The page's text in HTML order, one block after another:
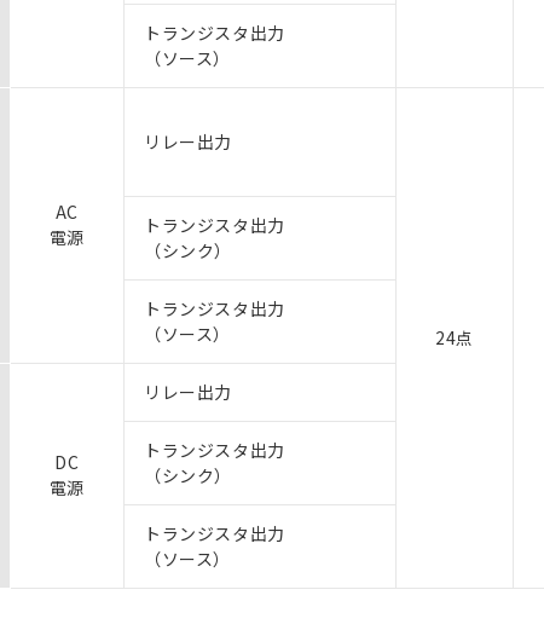
トランジスタ出力
（ソース）
AC
電源
リレー出力
24点
トランジスタ出力
（シンク）
トランジスタ出力
（ソース）
DC
電源
リレー出力
トランジスタ出力
（シンク）
トランジスタ出力
（ソース）